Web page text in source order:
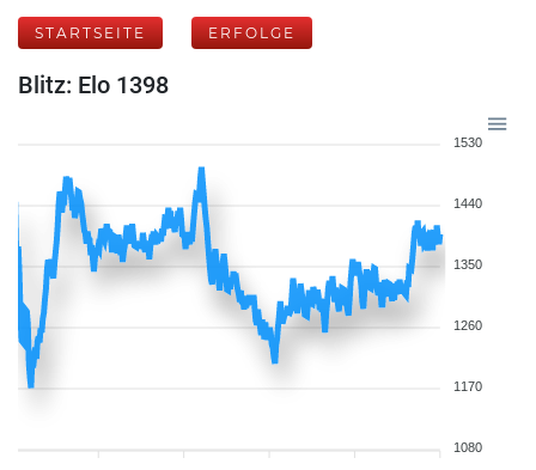
STARTSEITE ERFOLGE
Blitz: Elo 1398
1530
1440
1350
1260
1170
1080